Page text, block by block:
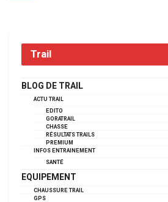
Trail
BLOG DE TRAIL
ACTU TRAIL
EDITO
GORATRAIL
CHASSE
RÉSULTATS TRAILS
PREMIUM
INFOS ENTRAINEMENT
SANTÉ
EQUIPEMENT
CHAUSSURE TRAIL
GPS